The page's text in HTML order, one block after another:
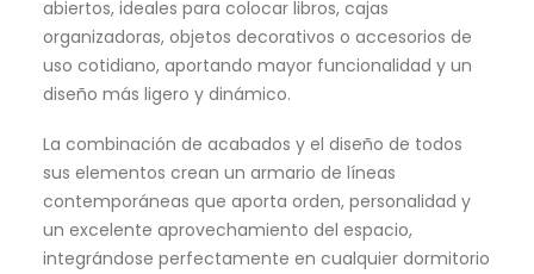
abiertos, ideales para colocar libros, cajas
organizadoras, objetos decorativos o accesorios de
uso cotidiano, aportando mayor funcionalidad y un
diseño más ligero y dinámico.
La combinación de acabados y el diseño de todos
sus elementos crean un armario de líneas
contemporáneas que aporta orden, personalidad y
un excelente aprovechamiento del espacio,
integrándose perfectamente en cualquier dormitorio